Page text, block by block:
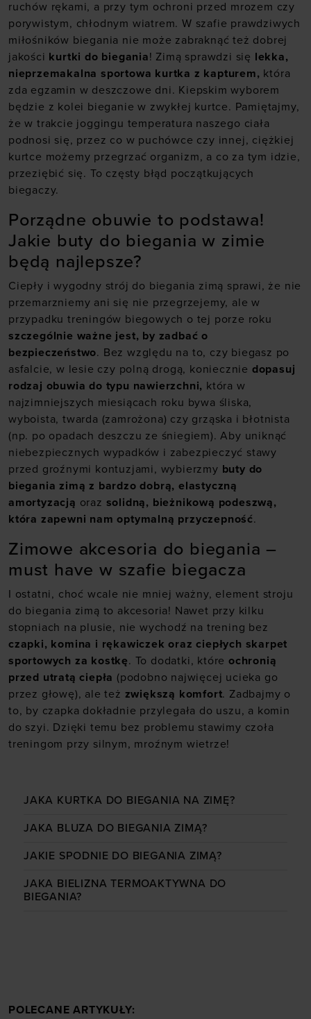
ruchów rękami, a przy tym ochroni przed mrozem czy
porywistym, chłodnym wiatrem. W szafie prawdziwych
miłośników biegania nie może zabraknąć też dobrej
jakości kurtki do biegania! Zimą sprawdzi się lekka,
nieprzemakalna sportowa kurtka z kapturem, która
zda egzamin w deszczowe dni. Kiepskim wyborem
będzie z kolei bieganie w zwykłej kurtce. Pamiętajmy,
że w trakcie joggingu temperatura naszego ciała
podnosi się, przez co w puchówce czy innej, ciężkiej
kurtce możemy przegrzać organizm, a co za tym idzie,
przeziębić się. To częsty błąd początkujących
biegaczy.
Porządne obuwie to podstawa!
Jakie buty do biegania w zimie
będą najlepsze?
Ciepły i wygodny strój do biegania zimą sprawi, że nie
przemarzniemy ani się nie przegrzejemy, ale w
przypadku treningów biegowych o tej porze roku
szczególnie ważne jest, by zadbać o
bezpieczeństwo. Bez względu na to, czy biegasz po
asfalcie, w lesie czy polną drogą, koniecznie dopasuj
rodzaj obuwia do typu nawierzchni, która w
najzimniejszych miesiącach roku bywa śliska,
wyboista, twarda (zamrożona) czy grząska i błotnista
(np. po opadach deszczu ze śniegiem). Aby uniknąć
niebezpiecznych wypadków i zabezpieczyć stawy
przed groźnymi kontuzjami, wybierzmy buty do
biegania zimą z bardzo dobrą, elastyczną
amortyzacją oraz solidną, bieżnikową podeszwą,
która zapewni nam optymalną przyczepność.
Zimowe akcesoria do biegania –
must have w szafie biegacza
I ostatni, choć wcale nie mniej ważny, element stroju
do biegania zimą to akcesoria! Nawet przy kilku
stopniach na plusie, nie wychodź na trening bez
czapki, komina i rękawiczek oraz ciepłych skarpet
sportowych za kostkę. To dodatki, któreochronią
przed utratą ciepła (podobno najwięcej ucieka go
przez głowę), ale też zwiększą komfort. Zadbajmy o
to, by czapka dokładnie przylegała do uszu, a komin
do szyi. Dzięki temu bez problemu stawimy czoła
treningom przy silnym, mroźnym wietrze!
JAKA KURTKA DO BIEGANIA NA ZIMĘ?
JAKA BLUZA DO BIEGANIA ZIMĄ?
JAKIE SPODNIE DO BIEGANIA ZIMĄ?
JAKA BIELIZNA TERMOAKTYWNA DO
BIEGANIA?
POLECANE ARTYKUŁY: